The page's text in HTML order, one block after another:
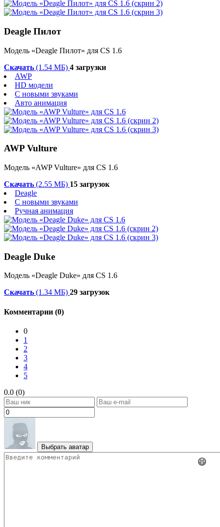
Deagle Пилот
Модель «Deagle Пилот» для CS 1.6
Скачать (1.54 МБ) 4 загрузки
AWP
HD модели
С новыми звуками
Авто анимация
AWP Vulture
Модель «AWP Vulture» для CS 1.6
Скачать (2.55 МБ) 15 загрузок
Deagle
С новыми звуками
Ручная анимация
Deagle Duke
Модель «Deagle Duke» для CS 1.6
Скачать (1.34 МБ) 29 загрузок
Комментарии (0)
0
1
2
3
4
5
0.0 (0)
Выбрать аватар
😄